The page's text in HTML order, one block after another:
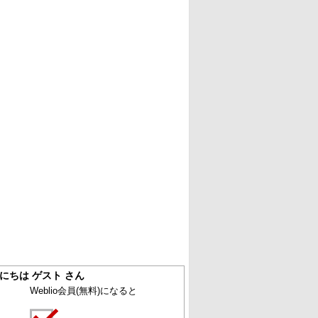
ちは ゲスト さん
Weblio会員(無料)になると